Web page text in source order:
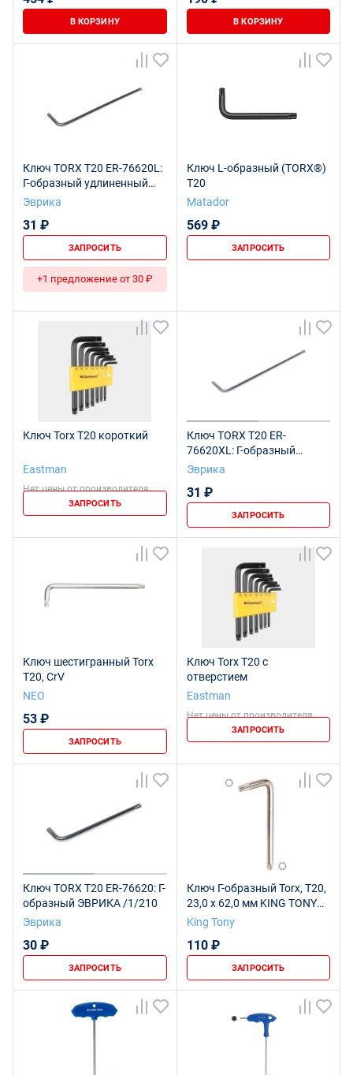
В КОРЗИНУ В КОРЗИНУ
Ключ TORX T20 ER-76620L:
Г-образный удлиненный
ЭВРИКА /1/16/128
Эврика
31 ₽
ЗАПРОСИТЬ
+1 предложение от 30 ₽
Ключ L-образный (TORX®)
T20
Matador
569 ₽
ЗАПРОСИТЬ
Ключ Torx T20 короткий
Eastman
Нет цены от производителя
ЗАПРОСИТЬ
Ключ TORX T20 ER-
76620XL: Г-образный
экстрадлинный ЭВРИКА
Эврика
31 ₽
ЗАПРОСИТЬ
Ключ шестигранный Torx
T20, CrV
NEO
53 ₽
ЗАПРОСИТЬ
Ключ Torx T20 с
отверстием
Eastman
Нет цены от производителя
ЗАПРОСИТЬ
Ключ TORX T20 ER-76620: Г-
образный ЭВРИКА /1/210
Эврика
30 ₽
ЗАПРОСИТЬ
Ключ Г-образный Torx, T20,
23,0 х 62,0 мм KING TONY
114320R
King Tony
110 ₽
ЗАПРОСИТЬ